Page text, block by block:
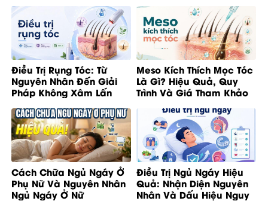
Điều Trị Rụng Tóc: Từ
Nguyên Nhân Đến Giải
Pháp Không Xâm Lấn
Meso Kích Thích Mọc Tóc
Là Gì? Hiệu Quả, Quy
Trình Và Giá Tham Khảo
Cách Chữa Ngủ Ngáy Ở
Phụ Nữ Và Nguyên Nhân
Ngủ Ngáy Ở Nữ
Điều Trị Ngủ Ngáy Hiệu
Quả: Nhận Diện Nguyên
Nhân Và Dấu Hiệu Nguy